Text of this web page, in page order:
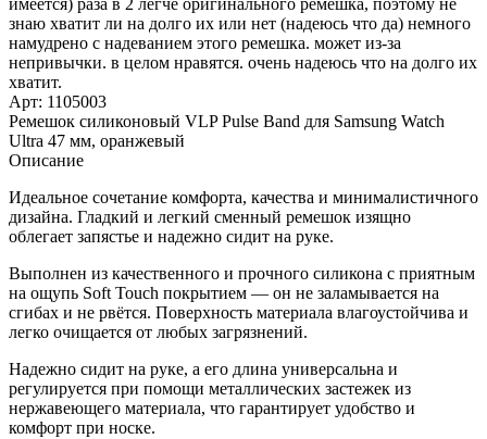
для
Samsung
Watch
Ultra
47
мм,
оранжевый
имеется) раза в 2 легче оригинального ремешка, поэтому не
знаю хватит ли на долго их или нет (надеюсь что да) немного
намудрено с надеванием этого ремешка. может из-за
непривычки. в целом нравятся. очень надеюсь что на долго их
хватит.
Арт: 1105003
Ремешок силиконовый VLP Pulse Band для Samsung Watch
Ultra 47 мм, оранжевый
Описание
Идеальное сочетание комфорта, качества и минималистичного
дизайна. Гладкий и легкий сменный ремешок изящно
облегает запястье и надежно сидит на руке.
Выполнен из качественного и прочного силикона с приятным
на ощупь Soft Touch покрытием — он не заламывается на
сгибах и не рвётся. Поверхность материала влагоустойчива и
легко очищается от любых загрязнений.
Надежно сидит на руке, а его длина универсальна и
регулируется при помощи металлических застежек из
нержавеющего материала, что гарантирует удобство и
комфорт при носке.